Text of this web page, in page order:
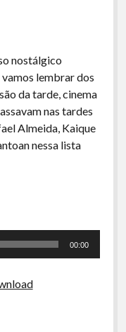
nostálgico
lembrar dos
da tarde, cinema
nas tardes
Almeida, Kaique
nessa lista
00:00